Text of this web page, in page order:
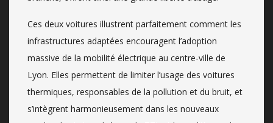
Ces deux voitures illustrent parfaitement comment les
infrastructures adaptées encouragent l’adoption
massive de la mobilité électrique au centre-ville de
Lyon. Elles permettent de limiter l’usage des voitures
thermiques, responsables de la pollution et du bruit, et
s’intègrent harmonieusement dans les nouveaux